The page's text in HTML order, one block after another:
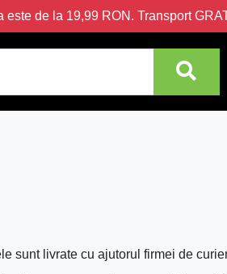
de la 19,99 RON. Transport
sunt livrate cu ajutorul firmei de